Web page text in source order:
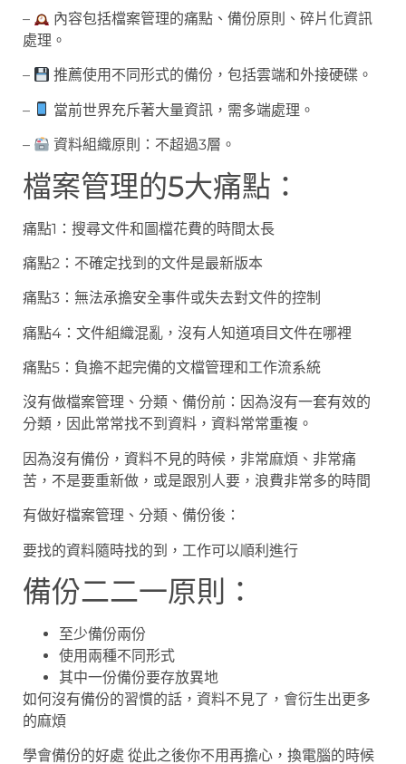
–
內容包括檔案管理的痛點、備份原則、碎片化資訊
處理。
– 推薦使用不同形式的備份，包括雲端和外接硬碟。
– 當前世界充斥著大量資訊，需多端處理。
– 資料組織原則：不超過3層。
檔案管理的5大痛點：
痛點1：搜尋文件和圖檔花費的時間太長
痛點2：不確定找到的文件是最新版本
痛點3：無法承擔安全事件或失去對文件的控制
痛點4：文件組織混亂，沒有人知道項目文件在哪裡
痛點5：負擔不起完備的文檔管理和工作流系統
沒有做檔案管理、分類、備份前：因為沒有一套有效的
分類，因此常常找不到資料，資料常常重複。
因為沒有備份，資料不見的時候，非常麻煩、非常痛
苦，不是要重新做，或是跟別人要，浪費非常多的時間
有做好檔案管理、分類、備份後：
要找的資料隨時找的到，工作可以順利進行
備份二二一原則：
至少備份兩份
使用兩種不同形式
其中一份備份要存放異地
如何沒有備份的習慣的話，資料不見了，會衍生出更多
的麻煩
學會備份的好處 從此之後你不用再擔心，換電腦的時候